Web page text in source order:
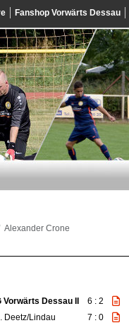
Fanshop Vorwärts Dessau
Alexander Crone
Vorwärts Dessau II
6 : 2
Deetz/Lindau
7 : 0